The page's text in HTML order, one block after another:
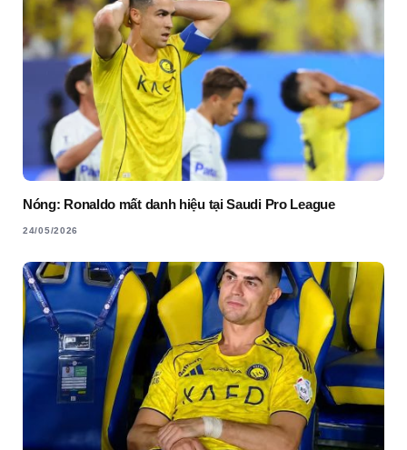
Nóng: Ronaldo mất danh hiệu tại Saudi Pro League
24/05/2026